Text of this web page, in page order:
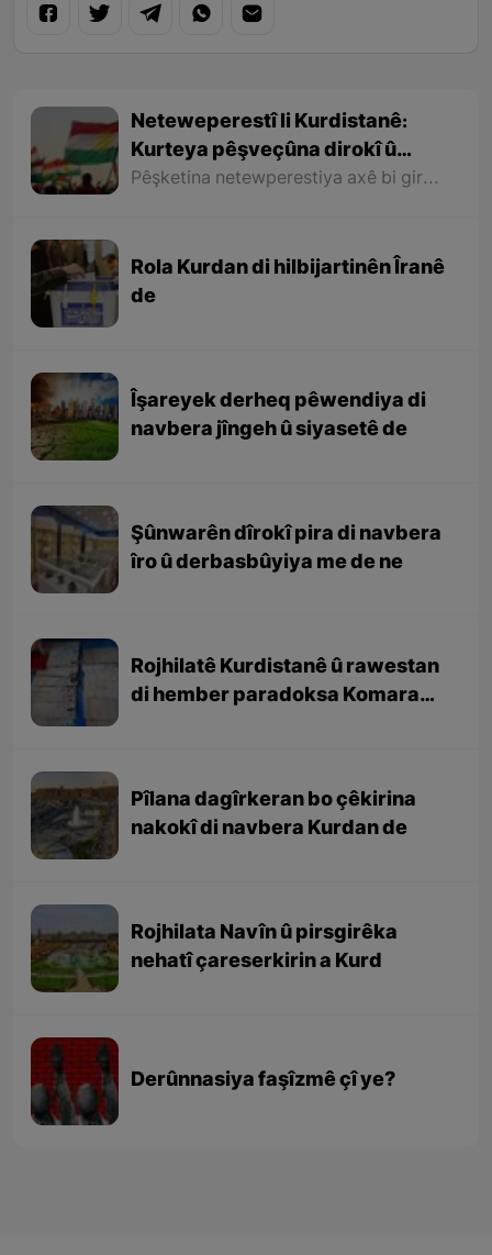
Neteweperestî li Kurdistanê:
Kurteya pêşveçûna dirokî û
civakî-siyasî
Pêşketina netewperestiya axê bi giranî bi veqetandina rewşenbîrên kurd ji axa wan hat astengkirin. Ramana tirkan bi bêserî û bêrewşembîr hiştina kurdan û bênavber berdewamkirina asîmîlasyonê bi giranî gihîştiye armancên xwe. Vê qutbûnê bandoreke kûr li ramana derdorên rewşenbîrên kurd kir û bi taybetî rê li ber pêkhatina têgeha neteweperestiya welatparêz girt.
Rola Kurdan di hilbijartinên Îranê
de
Îşareyek derheq pêwendiya di
navbera jîngeh û siyasetê de
Şûnwarên dîrokî pira di navbera
îro û derbasbûyiya me de ne
Rojhilatê Kurdistanê û rawestan
di hember paradoksa Komara
Pîlana dagîrkeran bo çêkirina
nakokî di navbera Kurdan de
Rojhilata Navîn û pirsgirêka
nehatî çareserkirin a Kurd
Derûnnasiya faşîzmê çî ye?